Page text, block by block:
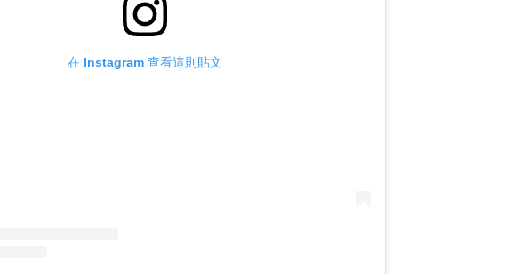
在 Instagram 查看這則貼文